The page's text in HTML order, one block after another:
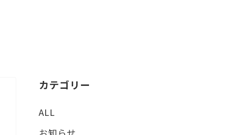
カテゴリー
ALL